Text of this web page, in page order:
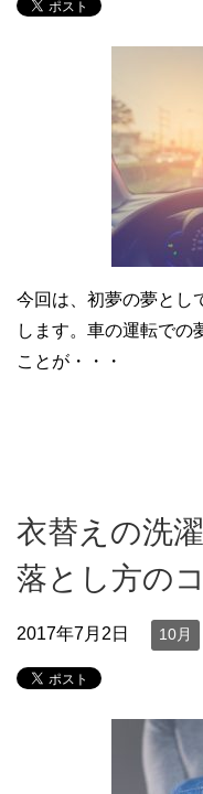
今回は、初夢の夢とし
します。車の運転での
ことが・・・
衣替えの洗
落とし方の
2017年7月2日 10月